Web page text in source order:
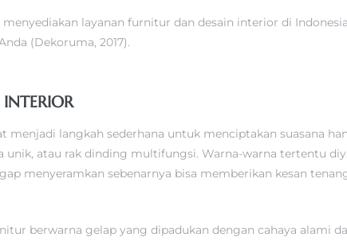
layanan furnitur dan desain interior di
(Dekoruma, 2017).
menjadi langkah sederhana untuk menciptakan suasana
unik, atau rak dinding multifungsi. Warna-warna tertentu
menyeramkan sebenarnya bisa memberikan kesan
berwarna gelap yang dipadukan dengan cahaya alami